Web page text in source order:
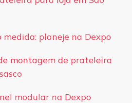
planeje na Dexpo
montagem de prateleira
modular na Dexpo